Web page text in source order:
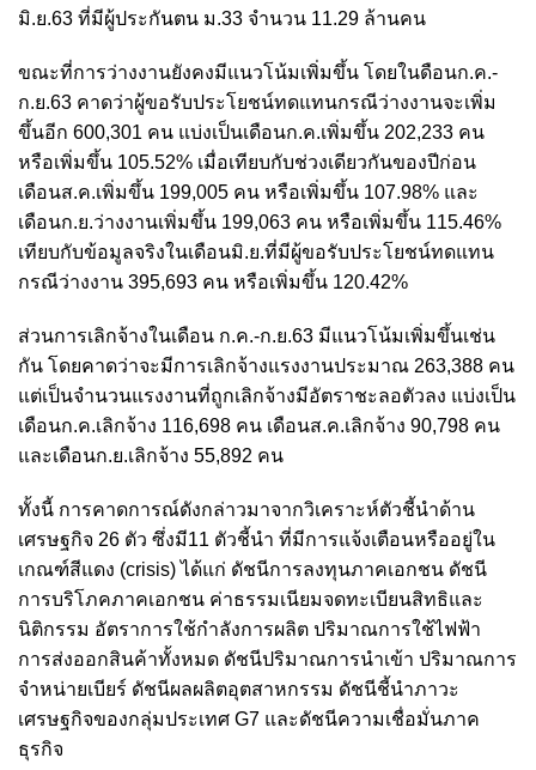
มิ.ย.63 ที่มีผู้ประกันตน ม.33 จำนวน 11.29 ล้านคน
ขณะที่การว่างงานยังคงมีแนวโน้มเพิ่มขึ้น โดยในดือนก.ค.-
ก.ย.63 คาดว่าผู้ขอรับประโยชน์ทดแทนกรณีว่างงานจะเพิ่ม
ขึ้นอีก 600,301 คน แบ่งเป็นเดือนก.ค.เพิ่มขึ้น 202,233 คน
หรือเพิ่มขึ้น 105.52% เมื่อเทียบกับช่วงเดียวกันของปีก่อน
เดือนส.ค.เพิ่มขึ้น 199,005 คน หรือเพิ่มขึ้น 107.98% และ
เดือนก.ย.ว่างงานเพิ่มขึ้น 199,063 คน หรือเพิ่มขึ้น 115.46%
เทียบกับข้อมูลจริงในเดือนมิ.ย.ที่มีผู้ขอรับประโยชน์ทดแทน
กรณีว่างงาน 395,693 คน หรือเพิ่มขึ้น 120.42%
ส่วนการเลิกจ้างในเดือน ก.ค.-ก.ย.63 มีแนวโน้มเพิ่มขึ้นเช่น
กัน โดยคาดว่าจะมีการเลิกจ้างแรงงานประมาณ 263,388 คน
แต่เป็นจำนวนแรงงานที่ถูกเลิกจ้างมีอัตราชะลอตัวลง แบ่งเป็น
เดือนก.ค.เลิกจ้าง 116,698 คน เดือนส.ค.เลิกจ้าง 90,798 คน
และเดือนก.ย.เลิกจ้าง 55,892 คน
ทั้งนี้ การคาดการณ์ดังกล่าวมาจากวิเคราะห์ตัวชี้นำด้าน
เศรษฐกิจ 26 ตัว ซึ่งมี11 ตัวชี้นำ ที่มีการแจ้งเตือนหรืออยู่ใน
เกณฑ์สีแดง (crisis) ได้แก่ ดัชนีการลงทุนภาคเอกชน ดัชนี
การบริโภคภาคเอกชน ค่าธรรมเนียมจดทะเบียนสิทธิและ
นิติกรรม อัตราการใช้กําลังการผลิต ปริมาณการใช้ไฟฟ้า
การส่งออกสินค้าทั้งหมด ดัชนีปริมาณการนําเข้า ปริมาณการ
จําหน่ายเบียร์ ดัชนีผลผลิตอุตสาหกรรม ดัชนีชี้นําภาวะ
เศรษฐกิจของกลุ่มประเทศ G7 และดัชนีความเชื่อมั่นภาค
ธุรกิจ